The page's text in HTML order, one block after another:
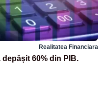
Realitatea Financiara
60% din PIB.